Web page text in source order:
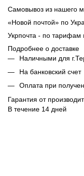
Самовывоз из нашего
«Новой почтой» по
Укрпочта - по тарифам
Подробнее о доставке
Наличными для
На банковский счет
Оплата при
Гарантия от
В течение 14 дней